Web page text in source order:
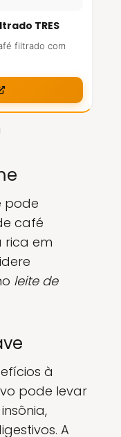
TRES
filtrado com
pode
café
rica em
leite de
à
pode levar
A